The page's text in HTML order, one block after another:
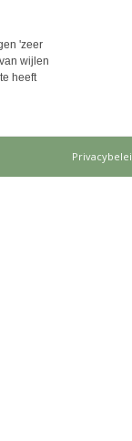
'zeer
wijlen
heeft